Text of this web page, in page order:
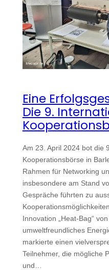
Eine
Die 9.
Am 23. April 2024 bot die
Kooperationsbörse in
Rahmen für Networking
insbesondere am Stand
Gespräche führten zu
Innovation „Heat-Bag“
umweltfreundliches
markierte einen
Teilnehmer, die mögliche
und…